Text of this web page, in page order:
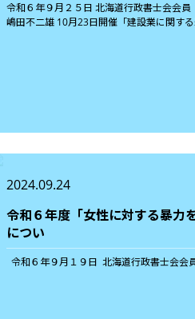
令和６年９月２５日 北海道行政書士会会
嶋田不二雄 10月23日開催「建設業に関す
2024.09.24
令和６年度「女性に対する暴力
につい
令和６年９月１９日 北海道行政書士会
北海